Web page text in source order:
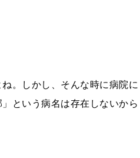
。しかし、そんな時に病院に
という病名は存在しないから